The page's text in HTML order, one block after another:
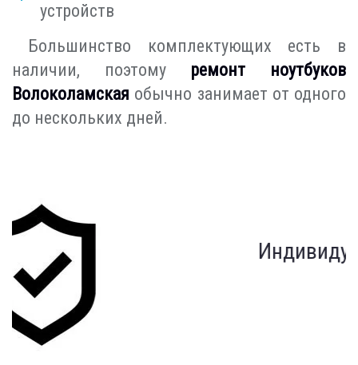
устройств
Большинство комплектующих есть в
наличии, поэтому ремонт ноутбуков
Волоколамская обычно занимает от одного
до нескольких дней.
Индивидуальный подход